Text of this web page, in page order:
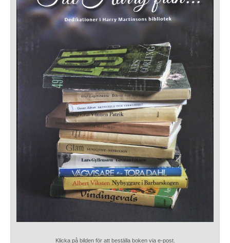
Klicka på bilden för att beställa boken via e-post.